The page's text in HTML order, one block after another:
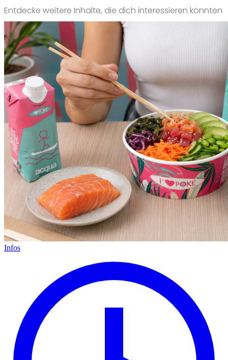
Entdecke weitere Inhalte, die dich interessieren könnten
Infos